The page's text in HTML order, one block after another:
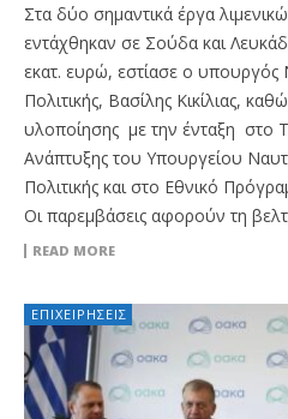
Στα δύο σημαντικά έργα
εντάχθηκαν σε Σούδα και
εκατ. ευρώ, εστίασε ο υπουργός
Πολιτικής, Βασίλης Κικίλιας,
υλοποίησης με την ένταξη στο
Ανάπτυξης του Υπουργείου
Πολιτικής και στο Εθνικό
Οι παρεμβάσεις αφορούν τη
READ MORE
ΕΠΙΧΕΙΡΉΣΕΙΣ